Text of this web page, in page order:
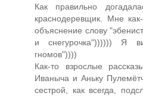
Как правильно
краснодеревщик. Мне
объяснение слову
и снегурочка")))))) Я
гномов"))))
Как-то взрослые
Иваныча и Аньку
сестрой, как всегда,